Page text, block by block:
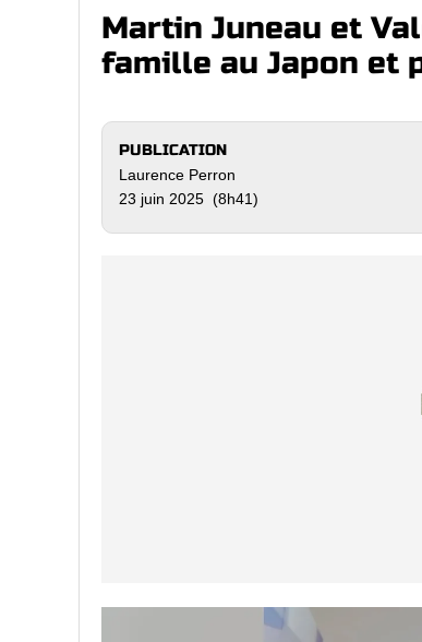
Martin Juneau et
famille au Japon et
PUBLICATION
Laurence Perron
23 juin 2025 (8h41)